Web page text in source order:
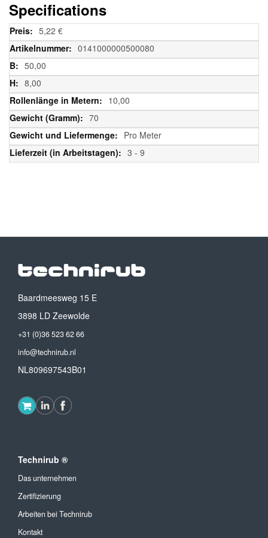
Specifications
Weitere
Informationen
5,22 €
0141000000500080
50,00
8,00
10,00
70
Pro Meter
3 - 9
Baardmeesweg 15 E
3898 LD Zeewolde
+31 (0)36 523 62 66
info@technirub.nl
NL809697543B01
Technirub ®
Das unternehmen
Zertifizierung
Arbeiten bei Technirub
Kontakt